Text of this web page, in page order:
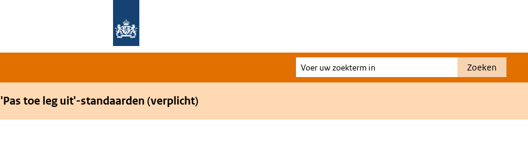
Voer
uw
Zoeken
'Pas toe leg uit'-standaarden (verplicht)